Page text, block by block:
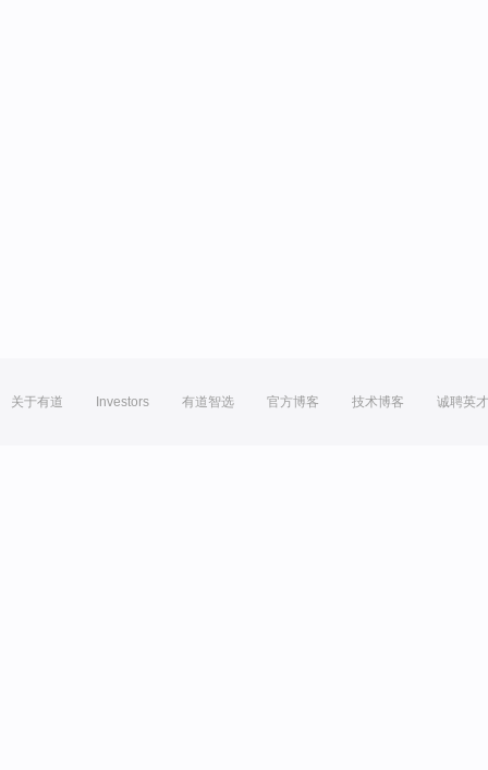
关于有道 Investors 有道智选 官方博客 技术博客 诚聘英才